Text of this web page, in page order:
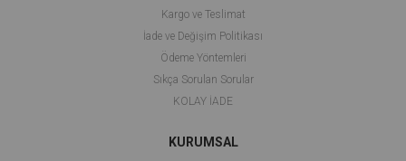
Kargo ve Teslimat
İade ve Değişim Politikası
Ödeme Yöntemleri
Sıkça Sorulan Sorular
KOLAY İADE
KURUMSAL